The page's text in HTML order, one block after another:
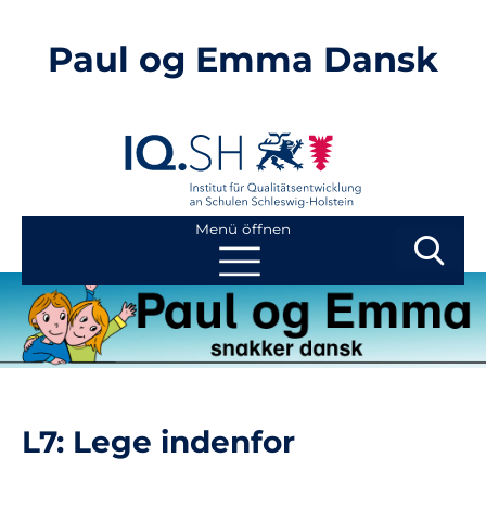
Paul og Emma Dansk
Menü öffnen
Navigation
überspringen
Start
Suchen
L7: Lege indenfor